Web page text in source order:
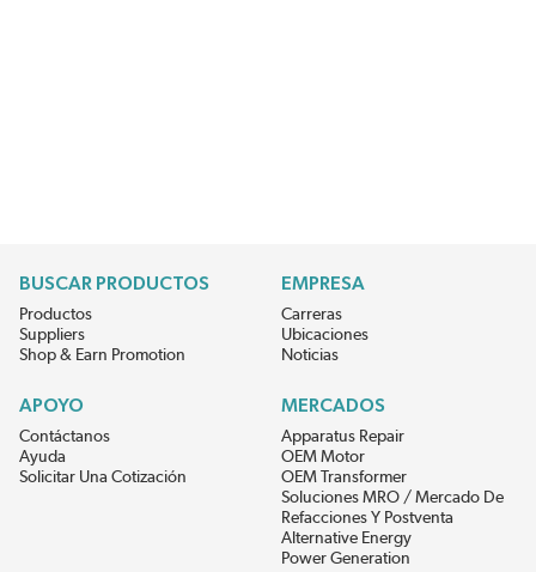
BUSCAR PRODUCTOS
Productos
Suppliers
Shop & Earn Promotion
EMPRESA
Carreras
Ubicaciones
Noticias
APOYO
Contáctanos
Ayuda
Solicitar Una Cotización
MERCADOS
Apparatus Repair
OEM Motor
OEM Transformer
Soluciones MRO / Mercado De
Refacciones Y Postventa
Alternative Energy
Power Generation